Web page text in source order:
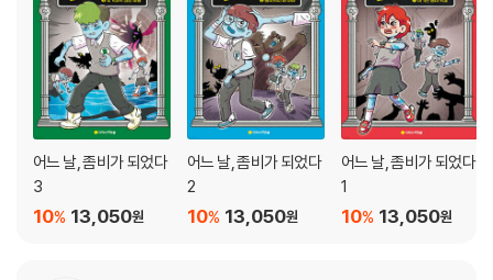
어느 날, 좀비가 되었다
3
13,050원
10%
어느 날, 좀비가 되었다
2
13,050원
10%
어느 날, 좀비가 되었다
1
13,050원
10%